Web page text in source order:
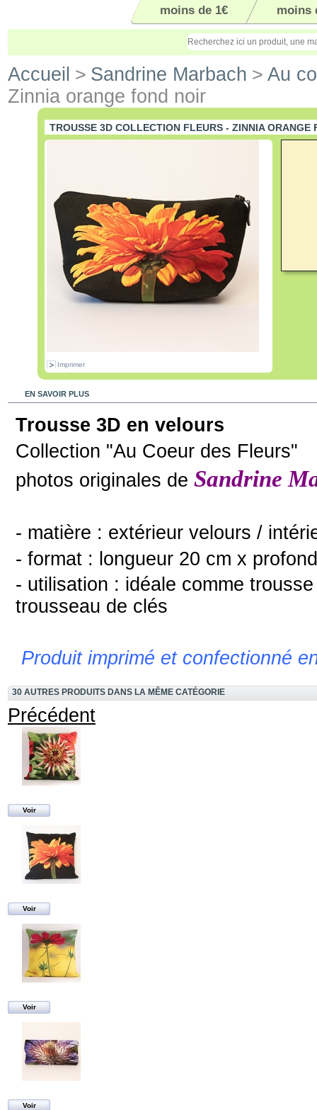
moins de 1€ moins
Accueil > Sandrine Marbach > Au
Zinnia orange fond noir
TROUSSE 3D COLLECTION FLEURS - ZINNIA ORANGE
Imprimer
EN SAVOIR PLUS
Trousse 3D en velours
Collection "Au Coeur des Fleurs"
photos originales de Sandrine
- matière : extérieur velours /
- format : longueur 20 cm x
- utilisation : idéale comme
trousseau de clés
Produit imprimé et confectionné
30 AUTRES PRODUITS DANS LA MÊME CATÉGORIE
Précédent
Voir
Voir
Voir
Voir